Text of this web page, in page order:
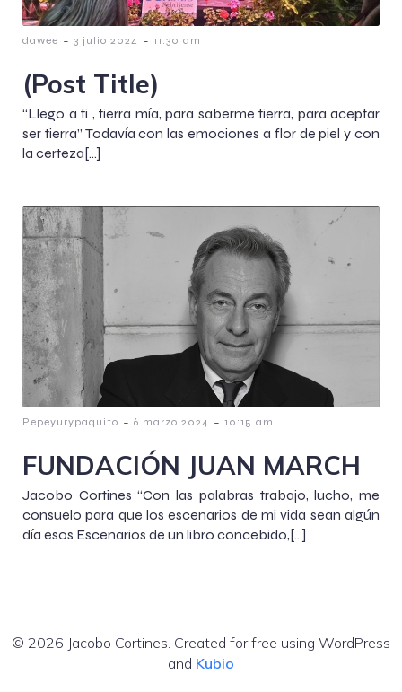
dawee - 3 julio 2024 - 11:30 am
(Post Title)
“Llego a ti , tierra mía, para saberme tierra, para aceptar
ser tierra” Todavía con las emociones a flor de piel y con
la certeza[…]
Pepeyurypaquito - 6 marzo 2024 - 10:15 am
FUNDACIÓN JUAN MARCH
Jacobo Cortines “Con las palabras trabajo, lucho, me
consuelo para que los escenarios de mi vida sean algún
día esos Escenarios de un libro concebido,[…]
© 2026 Jacobo Cortines. Created for free using WordPress
and Kubio